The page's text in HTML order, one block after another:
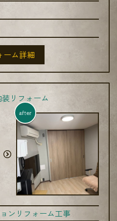
ーム詳細
リフォーム
after
ンリフォーム工事